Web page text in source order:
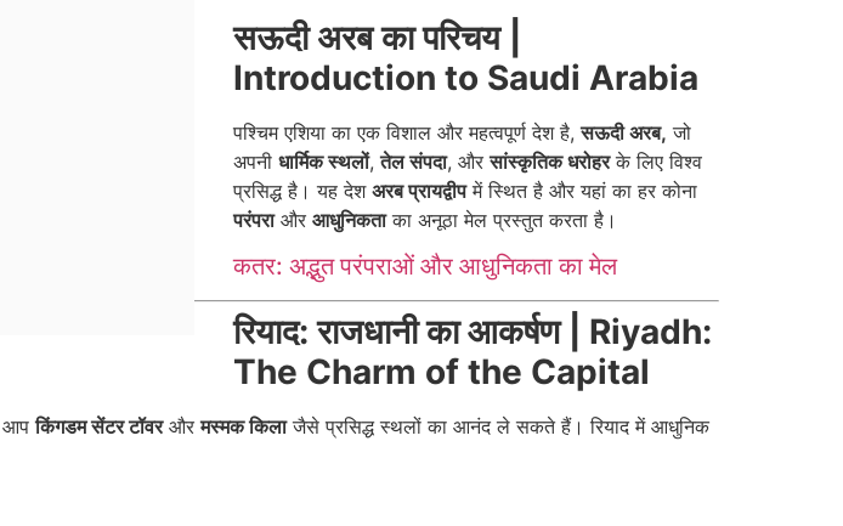
सऊदी अरब का परिचय |
Introduction to Saudi Arabia
पश्चिम एशिया का एक विशाल और महत्वपूर्ण देश है,सऊदी अरब, जो
अपनी धार्मिक स्थलों,तेल संपदा, औरसांस्कृतिक धरोहरके लिए विश्व
प्रसिद्ध है। यह देश अरब प्रायद्वीपमें स्थित है और यहां का हर कोना
परंपराऔर आधुनिकताका अनूठा मेल प्रस्तुत करता है।
कतर: अद्भुत परंपराओं और आधुनिकता का मेल
रियाद: राजधानी का आकर्षण | Riyadh:
The Charm of the Capital
आपकिंगडम सेंटर टॉवरऔरमस्मक किलाजैसे प्रसिद्ध स्थलों का आनंद ले सकते हैं। रियाद में आधुनिक